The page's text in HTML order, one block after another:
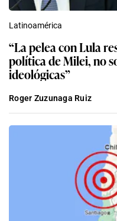
Latinoamérica
“La pelea con Lula
política de Milei, no
ideológicas”
Roger Zuzunaga Ruiz